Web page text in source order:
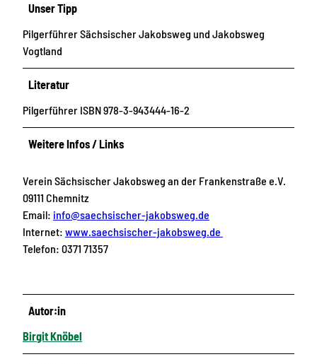
Unser Tipp
Pilgerführer Sächsischer Jakobsweg und Jakobsweg
Vogtland
Literatur
Pilgerführer ISBN 978-3-943444-16-2
Weitere Infos / Links
Verein Sächsischer Jakobsweg an der Frankenstraße e.V.
09111 Chemnitz
Email: info@saechsischer-jakobsweg.de
Internet: www.saechsischer-jakobsweg.de
Telefon: 0371 71357
Autor:in
Birgit Knöbel